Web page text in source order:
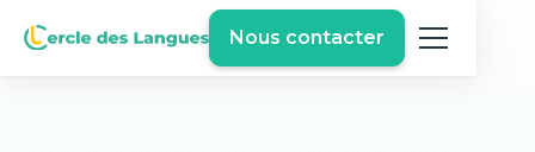
Nous contacter